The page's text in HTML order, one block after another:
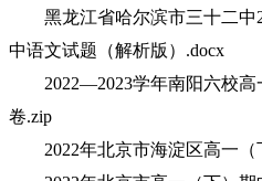
黑龙江省哈尔滨市三十二中
中语文试题（解析版）.docx
2022—2023学年南阳六校高
卷.zip
2022年北京市海淀区高一（